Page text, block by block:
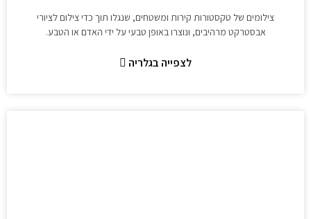
צילומים של טקסטורות קירות ומשטחים, שנגלו תוך כדי צילום לציורי
אבסטרקט מרהיבים, ונוצרו באופן טבעי על ידי האדם או הטבע.
לצפייה בגלריה